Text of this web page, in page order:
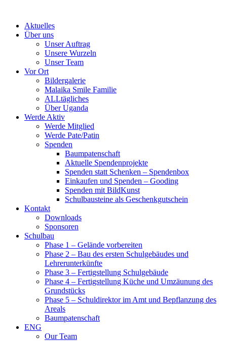
contentAktuelles
Über uns
Unser Auftrag
Unsere Wurzeln
Unser Team
Vor Ort
Bildergalerie
Malaika Smile Familie
ALLtägliches
Über Uganda
Werde Aktiv
Werde Mitglied
Werde Pate/Patin
Spenden
Baumpatenschaft
Aktuelle Spendenprojekte
Spenden statt Schenken – Spendenbox
Einkaufen und Spenden – Gooding
Spenden mit BildKunst
Schulbausteine als Geschenkgutschein
Kontakt
Downloads
Sponsoren
Schulbau
Phase 1 – Gelände vorbereiten
Phase 2 – Bau des ersten Schulgebäudes und
Lehrerunterkünfte
Phase 3 – Fertigstellung Schulgebäude
Phase 4 – Fertigstellung Küche und Umzäunung des
Grundstücks
Phase 5 – Schuldirektor im Amt und Bepflanzung des
Areals
Baumpatenschaft
ENG
Our Team